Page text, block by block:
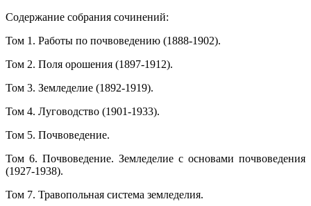
Содержание собрания сочинений:
Том 1. Работы по почвоведению (1888-1902).
Том 2. Поля орошения (1897-1912).
Том 3. Земледелие (1892-1919).
Том 4. Луговодство (1901-1933).
Том 5. Почвоведение.
Том 6. Почвоведение. Земледелие с основами почвоведения
(1927-1938).
Том 7. Травопольная система земледелия.